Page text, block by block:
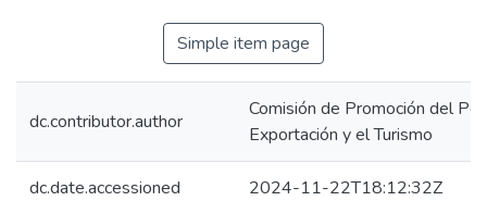
Simple item page
dc.contributor.author
Comisión de Promoción del
Exportación y el Turismo
dc.date.accessioned 2024-11-22T18:12:32Z